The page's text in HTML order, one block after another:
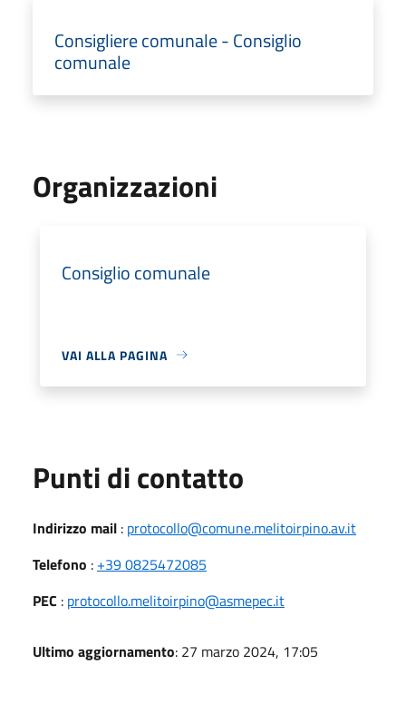
Consigliere comunale - Consiglio
comunale
Organizzazioni
Consiglio comunale
VAI ALLA PAGINA
Punti di contatto
Indirizzo mail : protocollo@comune.melitoirpino.av.it
Telefono : +39 0825472085
PEC : protocollo.melitoirpino@asmepec.it
Ultimo aggiornamento: 27 marzo 2024, 17:05